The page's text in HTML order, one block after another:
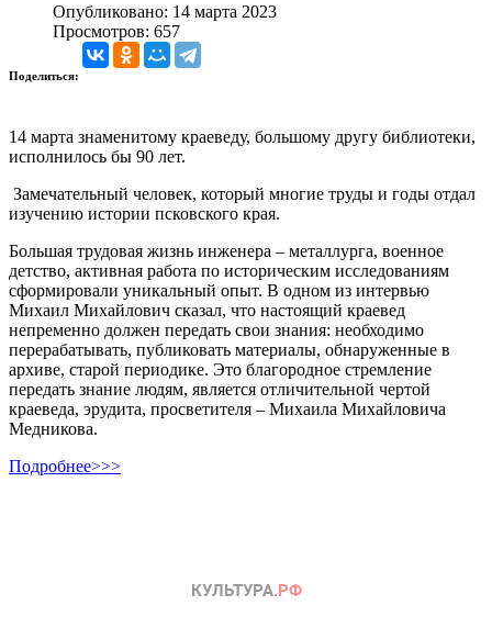
Опубликовано: 14 марта 2023
Просмотров: 657
Поделиться:
14 марта знаменитому краеведу, большому другу библиотеки,
исполнилось бы 90 лет.
Замечательный человек, который многие труды и годы отдал
изучению истории псковского края.
Большая трудовая жизнь инженера – металлурга, военное
детство, активная работа по историческим исследованиям
сформировали уникальный опыт. В одном из интервью
Михаил Михайлович сказал, что настоящий краевед
непременно должен передать свои знания: необходимо
перерабатывать, публиковать материалы, обнаруженные в
архиве, старой периодике. Это благородное стремление
передать знание людям, является отличительной чертой
краеведа, эрудита, просветителя – Михаила Михайловича
Медникова.
Подробнее>>>